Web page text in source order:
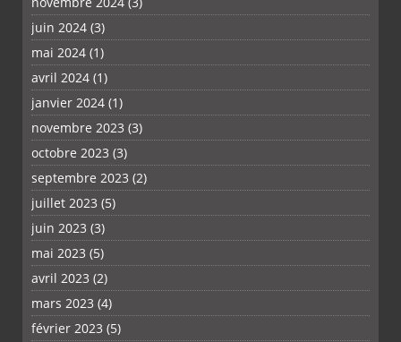
juin 2024 (3)
mai 2024 (1)
avril 2024 (1)
janvier 2024 (1)
novembre 2023 (3)
octobre 2023 (3)
septembre 2023 (2)
juillet 2023 (5)
juin 2023 (3)
mai 2023 (5)
avril 2023 (2)
mars 2023 (4)
février 2023 (5)